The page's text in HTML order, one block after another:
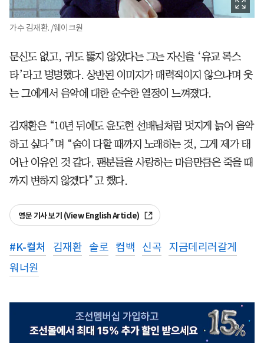
가수 김재환. /웨이크원
문신도 없고, 귀도 뚫지 않았다는 그는 자신을 ‘유교 록스
타’라고 명명했다. 상반된 이미지가 매력적이지 않으냐며 웃
는 그에게서 음악에 대한 순수한 열정이 느껴졌다.
김재환은 “10년 뒤에도 윤도현 선배님처럼 멋지게 늙어 음악
하고 싶다”며 “숨이 다할 때까지 노래하는 것, 그게 제가 태
어난 이유인 것 같다. 팬분들을 사랑하는 마음만큼은 죽을 때
까지 변하지 않겠다”고 했다.
영문 기사 보기 (View English Article)
#K-컬처 김재환 솔로 컴백 신곡 지금데리러갈게
워너원